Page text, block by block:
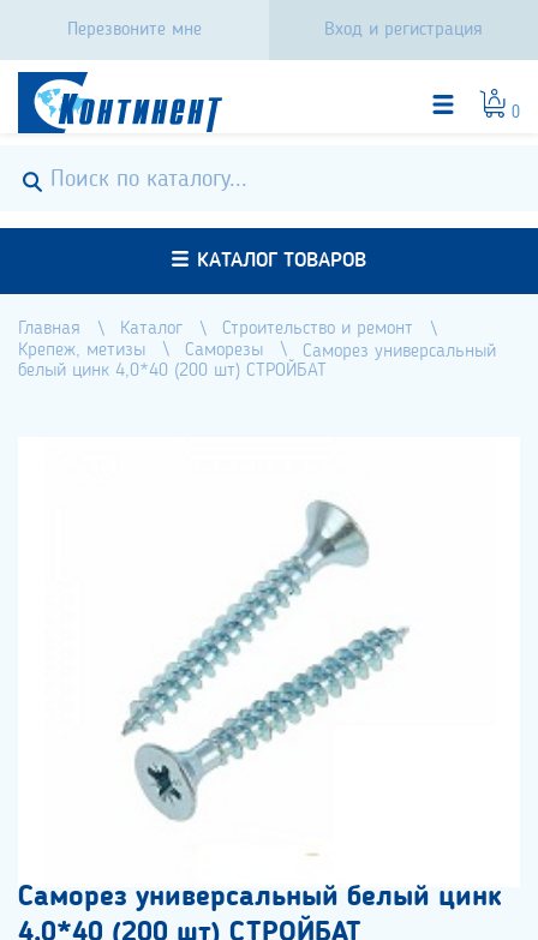
Перезвоните мне Вход и регистрация
0
КАТАЛОГ ТОВАРОВ
Главная Каталог
Строительство и ремонт
Крепеж, метизы
Саморезы
Саморез универсальный
белый цинк 4,0*40 (200 шт) СТРОЙБАТ
Саморез универсальный белый цинк
4,0*40 (200 шт) СТРОЙБАТ